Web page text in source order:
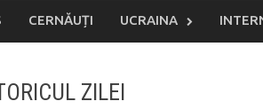
CERNĂUȚI UCRAINA
ZILEI